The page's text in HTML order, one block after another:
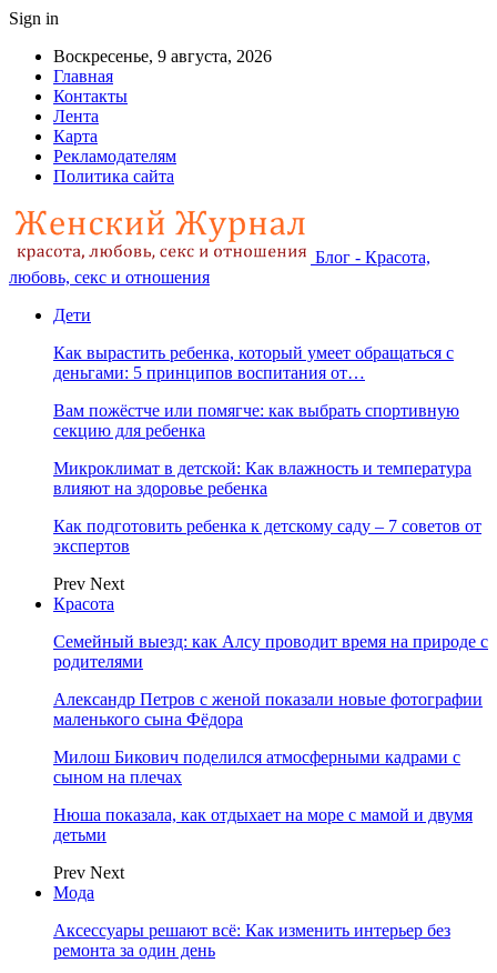
Sign in
Воскресенье, 9 августа, 2026
Главная
Контакты
Лента
Карта
Рекламодателям
Политика сайта
Блог - Красота,
любовь, секс и отношения
Дети
Как вырастить ребенка, который умеет обращаться с
деньгами: 5 принципов воспитания от…
Вам пожёстче или помягче: как выбрать спортивную
секцию для ребенка
Микроклимат в детской: Как влажность и температура
влияют на здоровье ребенка
Как подготовить ребенка к детскому саду – 7 советов от
экспертов
Prev Next
Красота
Семейный выезд: как Алсу проводит время на природе с
родителями
Александр Петров с женой показали новые фотографии
маленького сына Фёдора
Милош Бикович поделился атмосферными кадрами с
сыном на плечах
Нюша показала, как отдыхает на море с мамой и двумя
детьми
Prev Next
Мода
Аксессуары решают всё: Как изменить интерьер без
ремонта за один день